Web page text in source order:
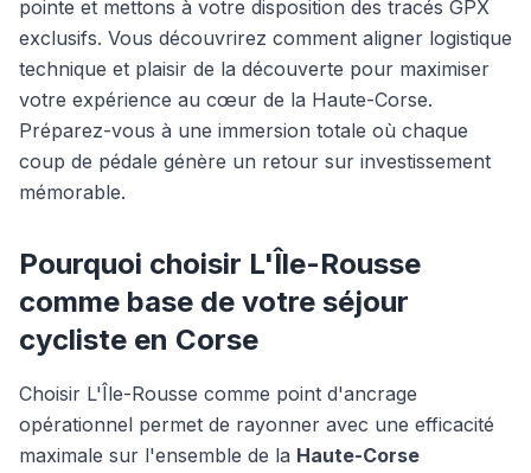
pointe et mettons à votre disposition des tracés GPX
exclusifs. Vous découvrirez comment aligner logistique
technique et plaisir de la découverte pour maximiser
votre expérience au cœur de la Haute-Corse.
Préparez-vous à une immersion totale où chaque
coup de pédale génère un retour sur investissement
mémorable.
Pourquoi choisir L'Île-Rousse
comme base de votre séjour
cycliste en Corse
Choisir L'Île-Rousse comme point d'ancrage
opérationnel permet de rayonner avec une efficacité
maximale sur l'ensemble de la Haute-Corse